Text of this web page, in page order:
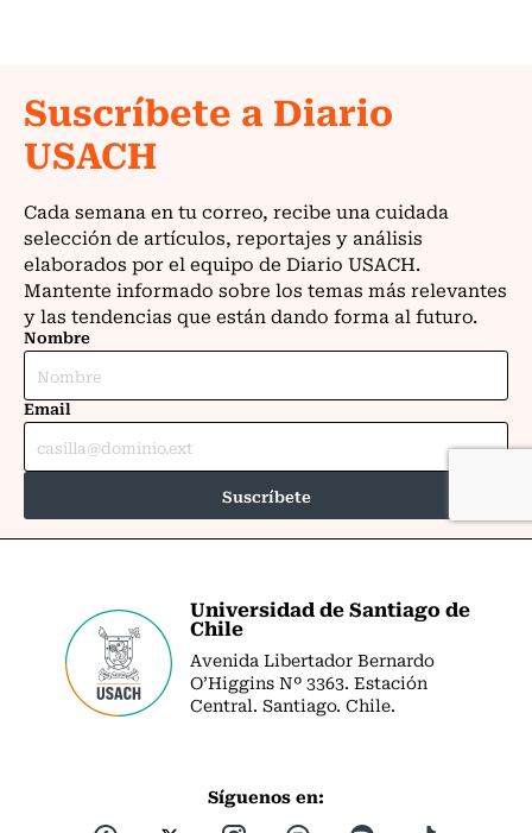
Universidad de Santiago de
Chile
Avenida Libertador Bernardo
O’Higgins Nº 3363. Estación
Central. Santiago. Chile.
Síguenos en: